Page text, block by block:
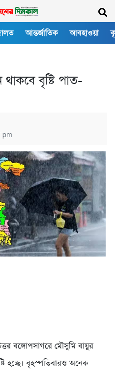
আন্তর্জাতিক আবহাওয়া
বৃষ্টি পাত-
pm
বঙ্গোপসাগরে মৌসুমি বায়ুর
হচ্ছে। বৃহস্পতিবারও অনেক